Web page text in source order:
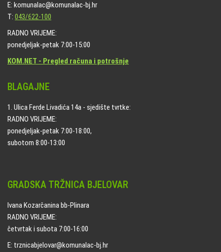
E: komunalac@komunalac-bj.hr
T: 043/622-100
RADNO VRIJEME:
ponedjeljak-petak 7:00-15:00
KOM.NET - Pregled računa i potrošnje
BLAGAJNE
1. Ulica Ferde Livadića 14a - sjedište tvrtke:
RADNO VRIJEME:
ponedjeljak-petak 7:00-18:00,
subotom 8:00-13:00
GRADSKA TRŽNICA BJELOVAR
Ivana Kozarčanina bb-Plinara
RADNO VRIJEME:
četvrtak i subota 7:00-16:00
E: trznicabjelovar@komunalac-bj.hr